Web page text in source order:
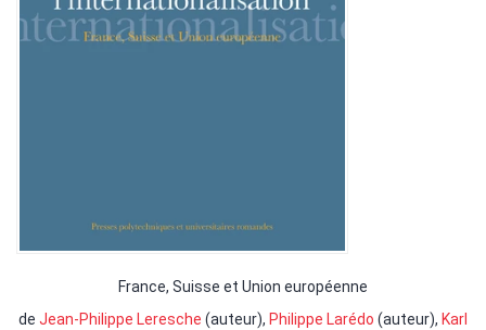
France, Suisse et Union européenne
de Jean-Philippe Leresche (auteur), Philippe Larédo (auteur), Karl